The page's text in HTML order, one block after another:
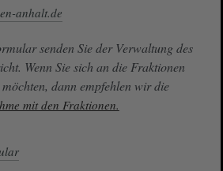
anhalt.de
senden Sie der Verwaltung des
Wenn Sie sich an die Fraktionen
dann empfehlen wir die
mit den Fraktionen.